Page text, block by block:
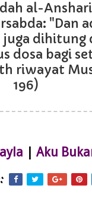
al-
"Dan
dihitung
dosa bagi
riwayat
196)
| Aku